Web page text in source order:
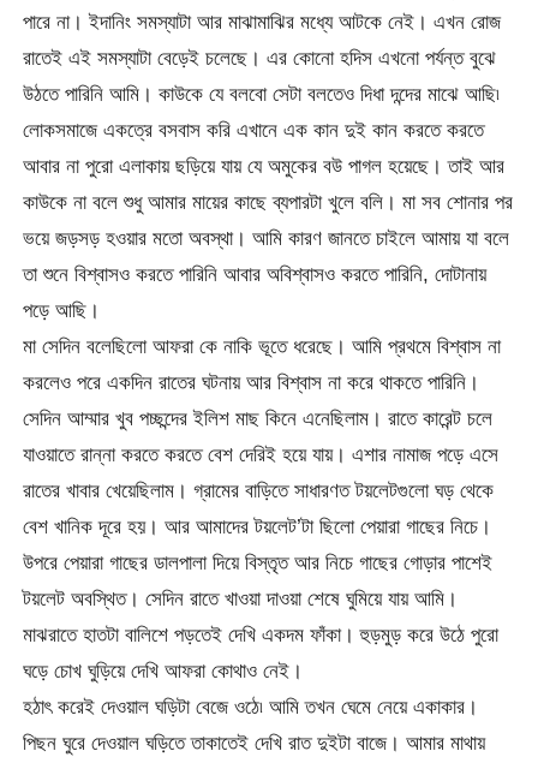
পারে না। ইদানিং সমস্যাটা আর মাঝামাঝির মধ্যে আটকে নেই। এখন রোজ
রাতেই এই সমস্যাটা বেড়েই চলেছে। এর কোনো হদিস এখনো পর্যন্ত বুঝে
উঠতে পারিনি আমি। কাউকে যে বলবো সেটা বলতেও দিধা দন্দের মাঝে আছি৷
লোকসমাজে একত্রে বসবাস করি এখানে এক কান দুই কান করতে করতে
আবার না পুরো এলাকায় ছড়িয়ে যায় যে অমুকের বউ পাগল হয়েছে। তাই আর
কাউকে না বলে শুধু আমার মায়ের কাছে ব্যপারটা খুলে বলি। মা সব শোনার পর
ভয়ে জড়সড় হওয়ার মতো অবস্থা। আমি কারণ জানতে চাইলে আমায় যা বলে
তা শুনে বিশ্বাসও করতে পারিনি আবার অবিশ্বাসও করতে পারিনি, দোটানায়
পড়ে আছি।
মা সেদিন বলেছিলো আফরা কে নাকি ভূতে ধরেছে। আমি প্রথমে বিশ্বাস না
করলেও পরে একদিন রাতের ঘটনায় আর বিশ্বাস না করে থাকতে পারিনি।
সেদিন আম্মার খুব পচ্ছন্দের ইলিশ মাছ কিনে এনেছিলাম। রাতে কারেন্ট চলে
যাওয়াতে রান্না করতে করতে বেশ দেরিই হয়ে যায়। এশার নামাজ পড়ে এসে
রাতের খাবার খেয়েছিলাম। গ্রামের বাড়িতে সাধারণত টয়লেটগুলো ঘড় থেকে
বেশ খানিক দূরে হয়। আর আমাদের টয়লেট’টা ছিলো পেয়ারা গাছের নিচে।
উপরে পেয়ারা গাছের ডালপালা দিয়ে বিস্তৃত আর নিচে গাছের গোড়ার পাশেই
টয়লেট অবস্থিত। সেদিন রাতে খাওয়া দাওয়া শেষে ঘুমিয়ে যায় আমি।
মাঝরাতে হাতটা বালিশে পড়তেই দেখি একদম ফাঁকা। হুড়মুড় করে উঠে পুরো
ঘড়ে চোখ ঘুড়িয়ে দেখি আফরা কোথাও নেই।
হঠাৎ করেই দেওয়াল ঘড়িটা বেজে ওঠে৷ আমি তখন ঘেমে নেয়ে একাকার।
পিছন ঘুরে দেওয়াল ঘড়িতে তাকাতেই দেখি রাত দুইটা বাজে। আমার মাথায়